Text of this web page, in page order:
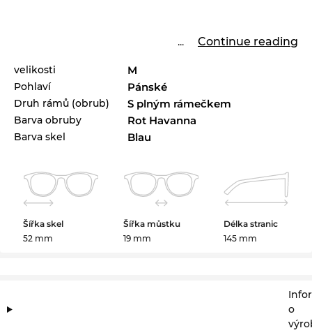
... Continue reading
velikosti M
Pohlaví Pánské
Druh rámů (obrub) S plným rámečkem
Barva obruby Rot Havanna
Barva skel Blau
Šířka skel
52 mm
Šířka můstku
19 mm
Délka stranic
145 mm
o